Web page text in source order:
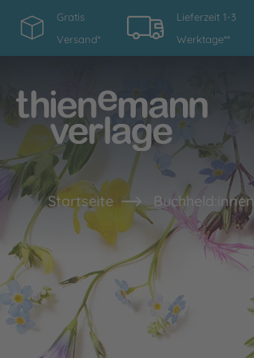
Gratis
Versand*
Lieferzeit 1-3
Werktage**
Startseite Buchheld:innen